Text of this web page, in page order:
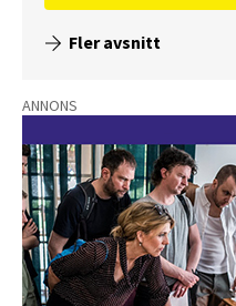
Fler avsnitt
ANNONS